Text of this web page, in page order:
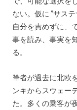
ない。仮に ”サス
自分を責めずに、
事を読み、事実を
る。
筆者が過去に北欧
ンキからスウェー
た。多くの乗客が